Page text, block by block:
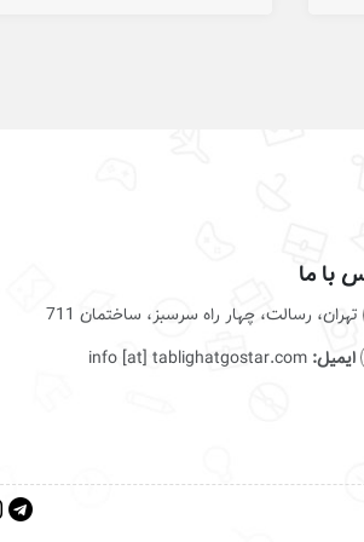
با ما
تهران، رسالت، چهار راه سرسبز، ساختمان 711
ایمیل: info [at] tablighatgostar.com